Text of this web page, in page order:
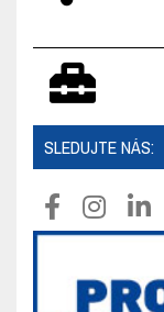
SLEDUJTE NÁS: